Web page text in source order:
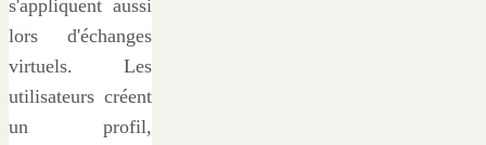
s'appliquent aussi
lors d'échanges
virtuels. Les
utilisateurs créent
un profil,